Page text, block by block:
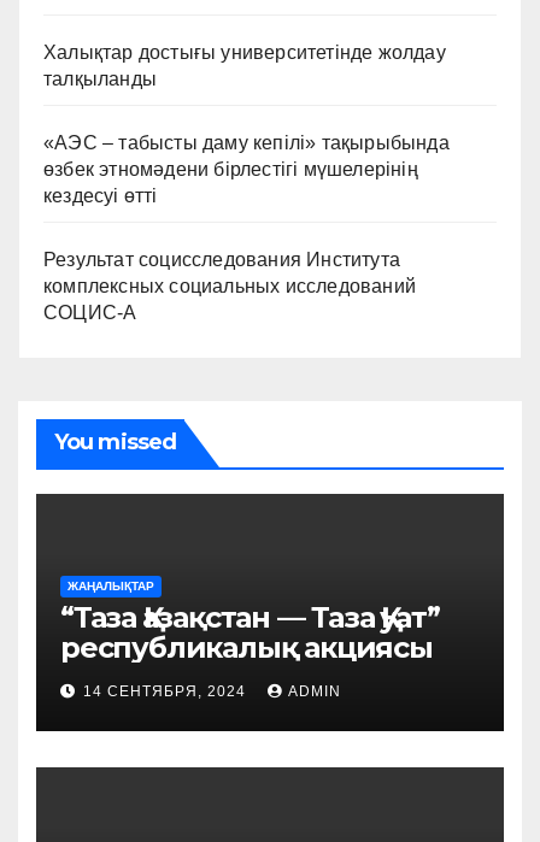
Халықтар достығы университетінде жолдау
талқыланды
«АЭС – табысты даму кепілі» тақырыбында
өзбек этномәдени бірлестігі мүшелерінің
кездесуі өтті
Результат социсследования Института
комплексных социальных исследований
СОЦИС-А
You missed
ЖАҢАЛЫҚТАР
“Таза Қазақстан — Таза Қуат”
республикалық акциясы
14 СЕНТЯБРЯ, 2024 ADMIN